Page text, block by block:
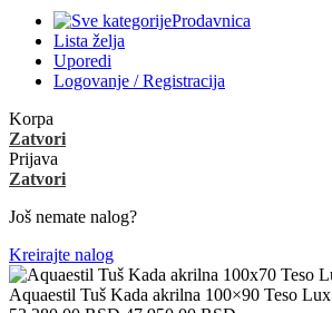
Prodavnica
Lista želja
Uporedi
Logovanje / Registracija
Korpa
Zatvori
Prijava
Zatvori
Još nemate nalog?
Kreirajte nalog
Aquaestil Tuš Kada akrilna 100×90 Teso Lux